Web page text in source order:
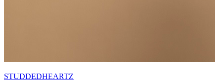
STUDDEDHEARTZ